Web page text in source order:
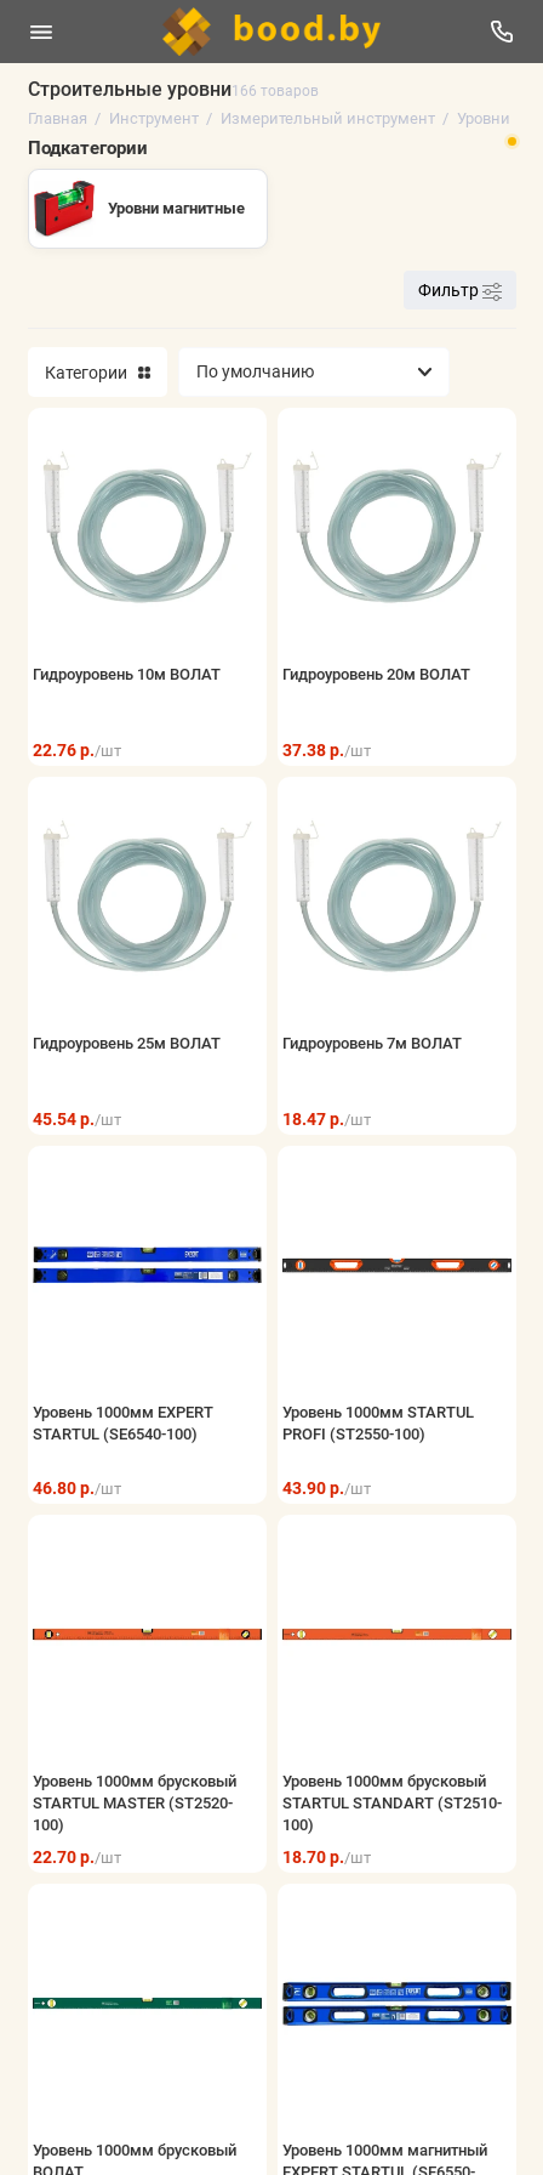
Строительные уровни166 товаров
Главная Инструмент Измерительный инструмент Уровни
Электроинструменты
Оснастка к электроинструменту
Строительное оборудование
Мойки высокого давления
Хранение инструмента
Подкатегории
Уровни магнитные
Фильтр
Категории
Гидроуровень 10м ВОЛАТ
22.76 р./шт
Гидроуровень 20м ВОЛАТ
37.38 р./шт
Гидроуровень 25м ВОЛАТ
45.54 р./шт
Гидроуровень 7м ВОЛАТ
18.47 р./шт
Уровень 1000мм EXPERT
STARTUL (SE6540-100)
46.80 р./шт
Уровень 1000мм STARTUL
PROFI (ST2550-100)
43.90 р./шт
Уровень 1000мм брусковый
STARTUL MASTER (ST2520-
100)
22.70 р./шт
Уровень 1000мм брусковый
STARTUL STANDART (ST2510-
100)
18.70 р./шт
Уровень 1000мм брусковый
Уровень 1000мм магнитный